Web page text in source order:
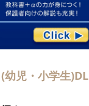
幼児・小学生)DL